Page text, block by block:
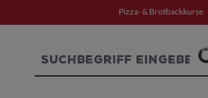
Pizza- & Brotbackkurse